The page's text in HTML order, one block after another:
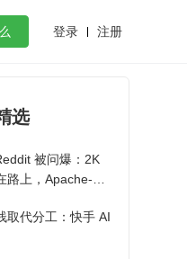
登录 注册
选
被问爆：2K
上，Apache-2.0
取代分工：快手 AI